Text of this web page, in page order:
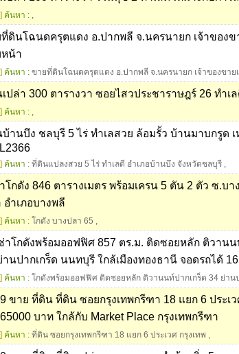
ค้นหา : ,
ดินโฉนดครุตแดง อ.ปากพลี จ.นครนายก เจ้าของข
น้า
ค้นหา : ขายที่ดินโฉนดครุตแดง อ.ปากพลี จ.นครนายก เจ้าของขาย
ปล่า 300 ตารางวา ซอยไสวประชาราษฎร์ 26 ทำเ
ค้นหา : ,
านบึง ชลบุรี 5 ไร่ ทำเลสวย ล้อมรั้ว บ้านมาบกรูด
ค้นหา : ที่ดินแปลงสวย 5 ไร่ ทำเลดี อำเภอบ้านบึง จังหวัดชลบุรี ,
โกดัง 846 ตารางเมตร พร้อมเครน 5 ตัน 2 ตัว ซ.บา
อำเภอบางพลี
ค้นหา : โกดัง บางปลา 65 ,
าโกดังพร้อมออฟฟิศ 857 ตร.ม. ติดซอยหลัก ติวานน
านปากเกร็ด นนทบุรี ใกล้เมืองทองธานี จอดรถได้
ค้นหา : โกดังพร้อมออฟฟิศ ติดซอยหลัก ติวานนท์ปากเกร็ด 34 ย่าน
ขาย ที่ดิน ที่ดิน ซอยกรุงเทพกรีฑา 18 แยก 6 ประเว
บาท ใกล้กับ Market Place กรุงเทพกรีฑา
ค้นหา : ที่ดิน ซอยกรุงเทพกรีฑา 18 แยก 6 ประเวศ กรุงเทพ ,